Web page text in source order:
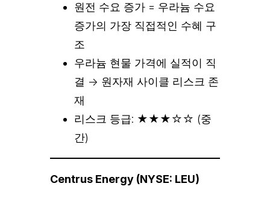
원전 수요 증가 = 우라늄 수요
증가의 가장 직접적인 수혜 구
조
우라늄 현물 가격에 실적이 직
결 → 원자재 사이클 리스크 존
재
리스크 등급: ★★★☆☆ (중
간)
Centrus Energy (NYSE: LEU)